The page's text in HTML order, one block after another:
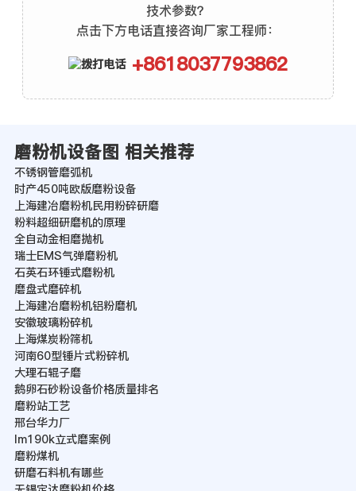
技术参数？
点击下方电话直接咨询厂家工程师：
+8618037793862
磨粉机设备图 相关推荐
不锈钢管磨弧机
时产450吨欧版磨粉设备
上海建冶磨粉机民用粉碎研磨
粉料超细研磨机的原理
全自动金相磨抛机
瑞士EMS气弹磨粉机
石英石环锤式磨粉机
磨盘式磨碎机
上海建冶磨粉机铝粉磨机
安徽玻璃粉碎机
上海煤炭粉筛机
河南60型锤片式粉碎机
大理石辊子磨
鹅卵石砂粉设备价格质量排名
磨粉站工艺
邢台华力厂
lm190k立式磨案例
磨粉煤机
研磨石料机有哪些